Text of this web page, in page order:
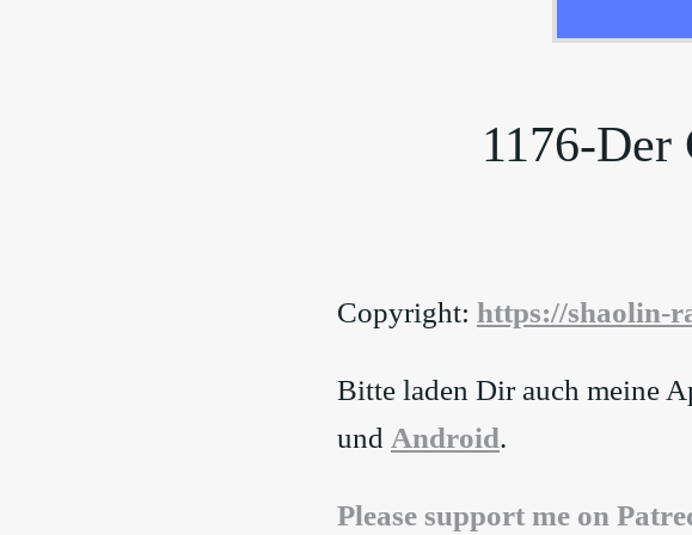
1176-Der
Copyright: ⁠https://shaolin-
Bitte laden Dir auch meine
und ⁠Android⁠.
⁠Please support me on